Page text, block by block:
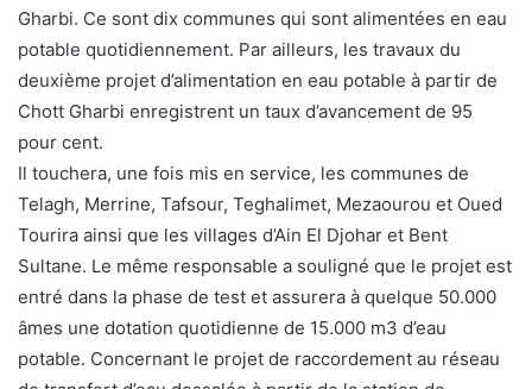
Gharbi. Ce sont dix communes qui sont alimentées en eau
potable quotidiennement. Par ailleurs, les travaux du
deuxième projet d’alimentation en eau potable à partir de
Chott Gharbi enregistrent un taux d’avancement de 95
pour cent.
Il touchera, une fois mis en service, les communes de
Telagh, Merrine, Tafsour, Teghalimet, Mezaourou et Oued
Tourira ainsi que les villages d’Ain El Djohar et Bent
Sultane. Le même responsable a souligné que le projet est
entré dans la phase de test et assurera à quelque 50.000
âmes une dotation quotidienne de 15.000 m3 d’eau
potable. Concernant le projet de raccordement au réseau